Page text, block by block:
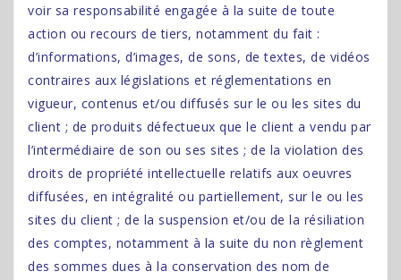
voir sa responsabilité engagée à la suite de toute
action ou recours de tiers, notamment du fait :
d’informations, d’images, de sons, de textes, de vidéos
contraires aux législations et réglementations en
vigueur, contenus et/ou diffusés sur le ou les sites du
client ; de produits défectueux que le client a vendu par
l’intermédiaire de son ou ses sites ; de la violation des
droits de propriété intellectuelle relatifs aux oeuvres
diffusées, en intégralité ou partiellement, sur le ou les
sites du client ; de la suspension et/ou de la résiliation
des comptes, notamment à la suite du non règlement
des sommes dues à la conservation des nom de